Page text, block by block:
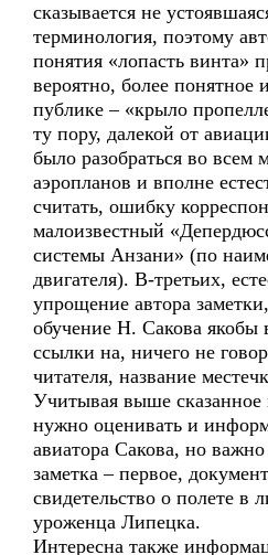
сказывается не
терминология, поэтому
понятия «лопасть винта»
вероятно, более
публике – «крыло
ту пору, далекой от
было разобраться во всем
аэропланов и вполне
считать, ошибку
малоизвестный
системы Анзани» (по
двигателя). В-третьих,
упрощение автора
обучение Н. Сакова якобы
ссылки на, ничего не
читателя, название
Учитывая выше сказанное
нужно оценивать и
авиатора Сакова, но важно
заметка – первое,
свидетельство о полете в
уроженца Липецка.
Интересна также